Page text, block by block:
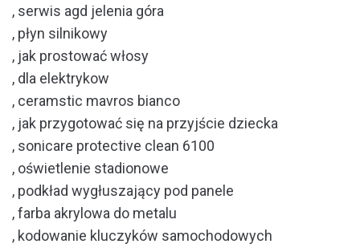
, serwis agd jelenia góra
, płyn silnikowy
, jak prostować włosy
, dla elektrykow
, ceramstic mavros bianco
, jak przygotować się na przyjście dziecka
, sonicare protective clean 6100
, oświetlenie stadionowe
, podkład wygłuszający pod panele
, farba akrylowa do metalu
, kodowanie kluczyków samochodowych